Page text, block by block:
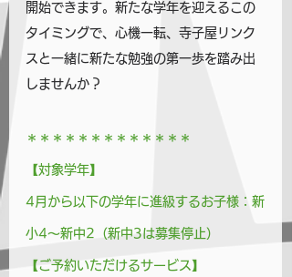
開始できます。新たな学年を迎えるこの
タイミングで、心機一転、寺子屋リンク
スと一緒に新たな勉強の第一歩を踏み出
しませんか？
＊＊＊＊＊＊＊＊＊＊＊＊＊
【対象学年】
4月から以下の学年に進級するお子様：新
小4～新中2（新中3は募集停止）
【ご予約いただけるサービス】